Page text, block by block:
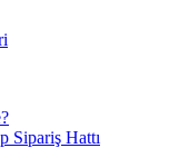
Sipariş Hattı